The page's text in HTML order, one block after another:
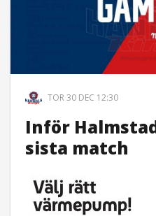
TOR 30 DEC 12:30
Inför
sista match